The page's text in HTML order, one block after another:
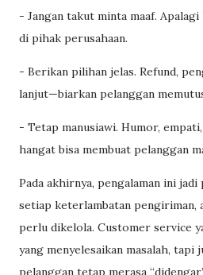
- Jangan takut minta maaf. Apalagi
di pihak perusahaan.
- Berikan pilihan jelas. Refund,
lanjut—biarkan pelanggan
- Tetap manusiawi. Humor,
hangat bisa membuat pelanggan
Pada akhirnya, pengalaman ini
setiap keterlambatan pengiriman,
perlu dikelola. Customer service
yang menyelesaikan masalah, tapi
pelanggan tetap merasa